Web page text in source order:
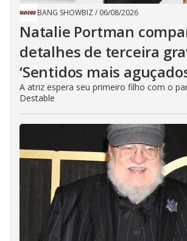
BANG SHOWBIZ / 06/08/2026
Natalie Portman
detalhes de terceira
‘Sentidos mais
A atriz espera seu primeiro filho com o
Destable